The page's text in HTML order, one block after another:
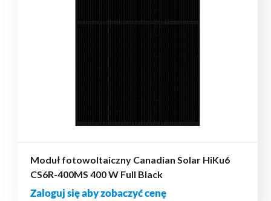
Moduł fotowoltaiczny Canadian Solar HiKu6
CS6R-400MS 400 W Full Black
Zaloguj się aby zobaczyć cenę